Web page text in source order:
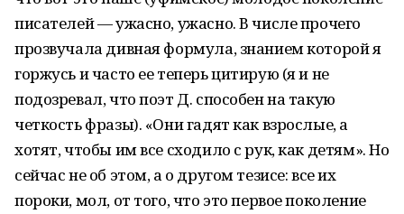
писателей — ужасно, ужасно. В числе прочего
прозвучала дивная формула, знанием которой я
горжусь и часто ее теперь цитирую (я и не
подозревал, что поэт Д. способен на такую
четкость фразы). «Они гадят как взрослые, а
хотят, чтобы им все сходило с рук, как детям». Но
сейчас не об этом, а о другом тезисе: все их
пороки, мол, от того, что это первое поколение